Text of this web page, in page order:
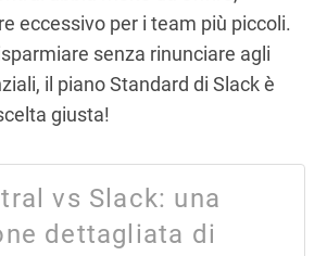
eccessivo per i team più piccoli.
senza rinunciare agli
il piano Standard di Slack è
giusta!
vs Slack: una
dettagliata di